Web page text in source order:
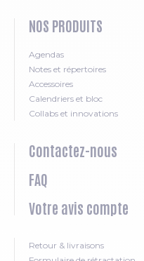
NOS PRODUITS
Agendas
Notes et répertoires
Accessoires
Calendriers et bloc
Collabs et innovations
Contactez-nous
FAQ
Votre avis compte
Retour & livraisons